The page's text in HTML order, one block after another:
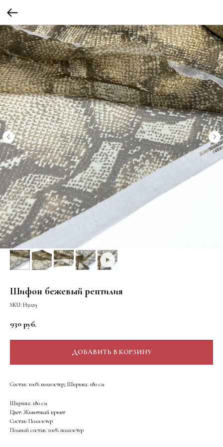
Шифон бежевый рептилия
SKU: Н5029
930 руб.
ДОБАВИТЬ В КОРЗИНУ
Состав: 100% полиэстер; Ширина: 180 см
Ширина: 180 см
Цвет: Животный принт
Состав: Полиэстер
Полный состав: 100% полиэстер